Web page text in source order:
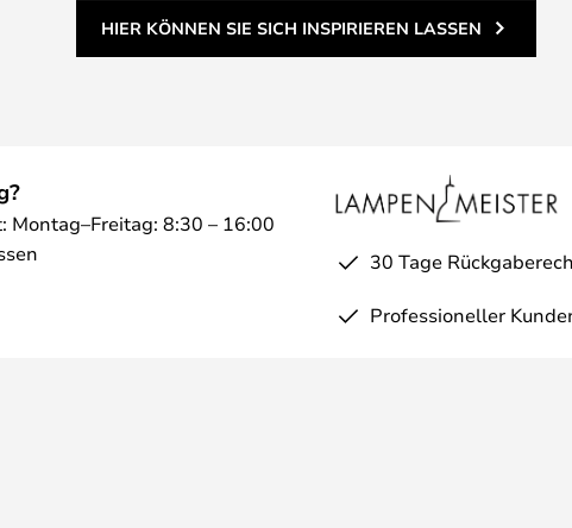
HIER KÖNNEN SIE SICH INSPIRIEREN LASSEN
Montag–Freitag: 8:30 – 16:00
30 Tage
Professioneller